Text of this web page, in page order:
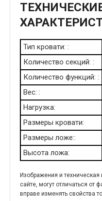
Тип кровати: :
Количество секций: :
Количество функций: :
Вес: :
Нагрузка:
Размеры кровати:
Размеры ложе::
Высота ложа:
Изображения и
сайте, могут отличаться от
вправе изменять свойства